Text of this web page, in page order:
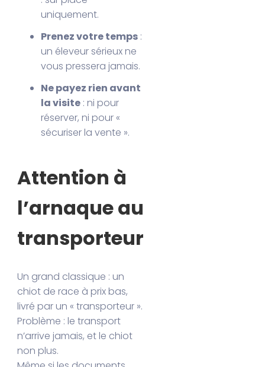
uniquement.
Prenez votre temps :
un éleveur sérieux ne
vous pressera jamais.
Ne payez rien avant
la visite : ni pour
réserver, ni pour «
sécuriser la vente ».
Attention à
l’arnaque au
transporteur
Un grand classique : un
chiot de race à prix bas,
livré par un « transporteur ».
Problème : le transport
n’arrive jamais, et le chiot
non plus.